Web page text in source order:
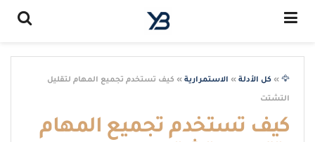
🦅
» كل الأدلة » الاستمرارية » كيف تستخدم تجميع المهام لتقليل
التشتت
كيف تستخدم تجميع المهام